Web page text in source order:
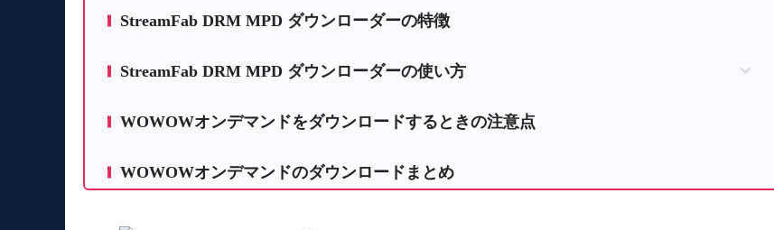
StreamFab DRM MPD ダウンローダーの特徴
StreamFab DRM MPD ダウンローダーの使い方
Step3
Step4
WOWOWオンデマンドをダウンロードするときの注意点
WOWOWオンデマンドのダウンロードまとめ